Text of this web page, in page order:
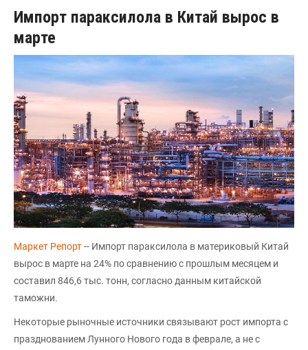
Импорт параксилола в Китай вырос в
марте
Маркет Репорт-- Импорт параксилола в материковый Китай
вырос в марте на 24% по сравнению с прошлым месяцем и
составил 846,6 тыс. тонн, согласно данным китайской
таможни.
Некоторые рыночные источники связывают рост импорта с
празднованием Лунного Нового года в феврале, а не с